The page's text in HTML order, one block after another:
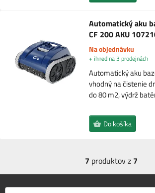
Automatický aku
CF 200 AKU
Na objednávku
+ ihned na 3 prodejnách
Automatický aku
vhodný na čistenie
do 80 m2, výdrž
Do košíka
7 produktov z 7